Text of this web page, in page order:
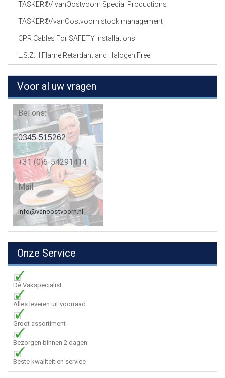
TASKER®/ vanOostvoorn Special Productions
TASKER®/vanOostvoorn stock management
CPR Cables For SAFETY Installations
L.S.Z.H Flame Retardant and Halogen Free
Voor al uw vragen
Bel ons:
0345-515262
+31 (0)6-54291414
Mail:
info@vanoostvoorn.nl
Onze Service
Dè Vakspecialist
Alles leveren uit voorraad
Groot assortiment
Bezorgen binnen 2 dagen
Beste kwaliteit en service